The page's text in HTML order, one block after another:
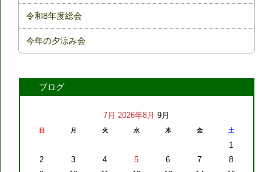
令和8年度総会
今年の夕涼み会
ブログ
7月 2026年8月 9月
日 月 火 水 木 金 土
1
2
3 4 5 6 7
8